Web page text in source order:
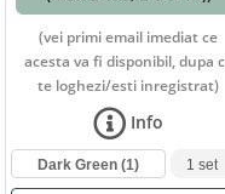
(vei primi email imediat ce
acesta va fi disponibil, dupa
te loghezi/esti inregistrat)
Info
Dark Green (1)